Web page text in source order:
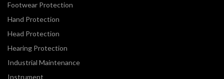
Footwear Protection
Hand Protection
Head Protection
Hearing Protection
Industrial Maintenance
Instrument